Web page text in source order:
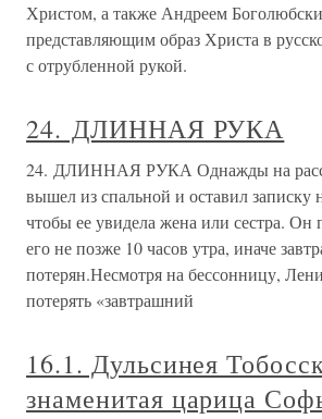
Христом, а также Андреем
представляющим образ Христа в
с отрубленной рукой.
24. ДЛИННАЯ РУКА
24. ДЛИННАЯ РУКА Однажды на
вышел из спальной и оставил записку
чтобы ее увидела жена или сестра. Он
его не позже 10 часов утра, иначе
потерян.Несмотря на бессонницу,
потерять «завтрашний
16.1. Дульсинея
знаменитая царица